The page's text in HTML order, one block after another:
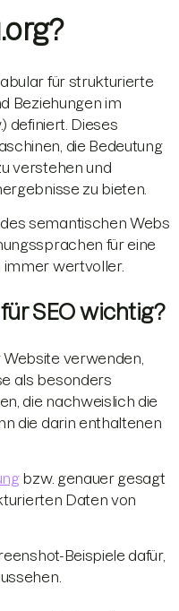
für strukturierte
Beziehungen im
definiert. Dieses
die Bedeutung
verstehen und
zu bieten.
semantischen Webs
für eine
wertvoller.
SEO wichtig?
verwenden,
als besonders
die nachweislich die
die darin enthaltenen
bzw. genauer gesagt
Daten von
Beispiele dafür,